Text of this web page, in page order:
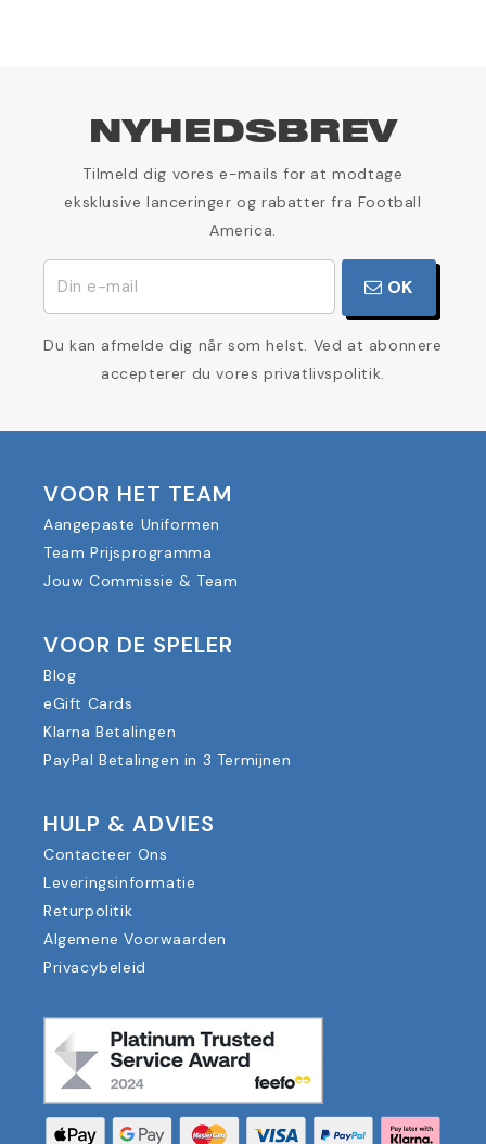
NYHEDSBREV
Tilmeld dig vores e-mails for at modtage
eksklusive lanceringer og rabatter fra Football
America.
OK
Du kan afmelde dig når som helst. Ved at abonnere
accepterer du vores privatlivspolitik.
VOOR HET TEAM
Aangepaste Uniformen
Team Prijsprogramma
Jouw Commissie & Team
VOOR DE SPELER
Blog
eGift Cards
Klarna Betalingen
PayPal Betalingen in 3 Termijnen
HULP & ADVIES
Contacteer Ons
Leveringsinformatie
Returpolitik
Algemene Voorwaarden
Privacybeleid